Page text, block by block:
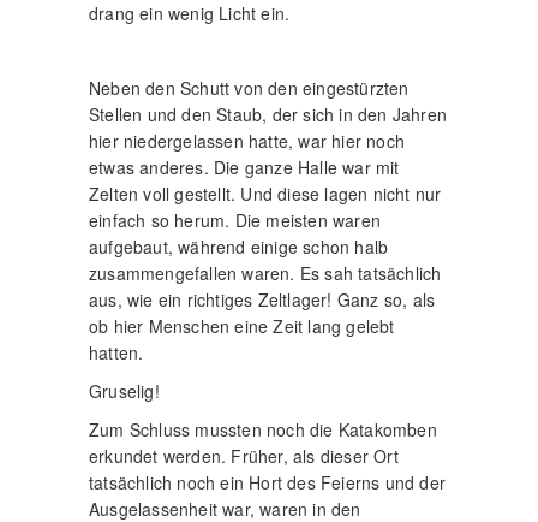
drang ein wenig Licht ein.
Neben den Schutt von den eingestürzten
Stellen und den Staub, der sich in den Jahren
hier niedergelassen hatte, war hier noch
etwas anderes. Die ganze Halle war mit
Zelten voll gestellt. Und diese lagen nicht nur
einfach so herum. Die meisten waren
aufgebaut, während einige schon halb
zusammengefallen waren. Es sah tatsächlich
aus, wie ein richtiges Zeltlager! Ganz so, als
ob hier Menschen eine Zeit lang gelebt
hatten.
Gruselig!
Zum Schluss mussten noch die Katakomben
erkundet werden. Früher, als dieser Ort
tatsächlich noch ein Hort des Feierns und der
Ausgelassenheit war, waren in den